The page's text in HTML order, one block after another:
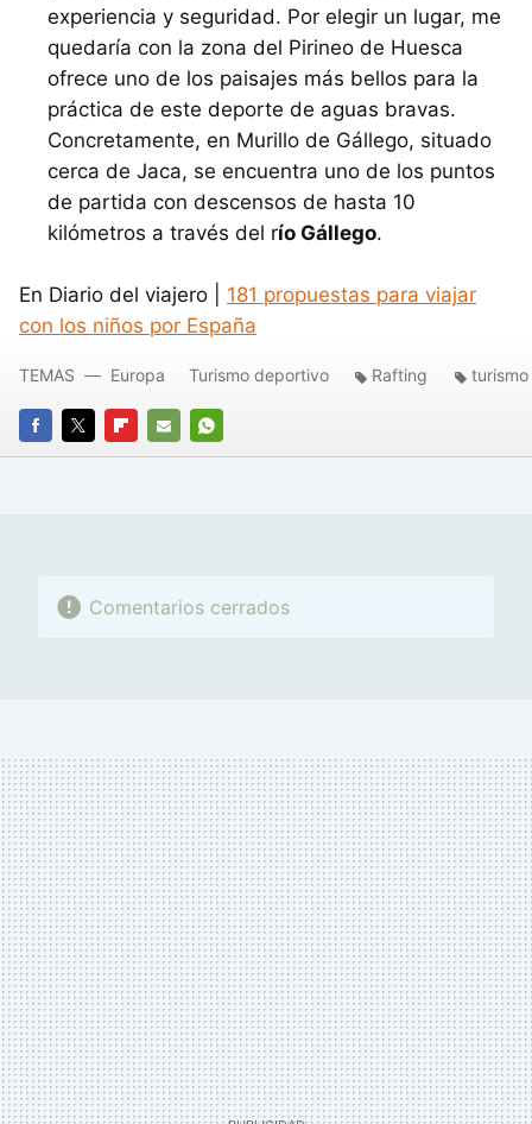
experiencia y seguridad. Por elegir un lugar, me
quedaría con la zona del Pirineo de Huesca
ofrece uno de los paisajes más bellos para la
práctica de este deporte de aguas bravas.
Concretamente, en Murillo de Gállego, situado
cerca de Jaca, se encuentra uno de los puntos
de partida con descensos de hasta 10
kilómetros a través del río Gállego.
En Diario del viajero | 181 propuestas para viajar
con los niños por España
FACEBOOK
TWITTERFLIPBOARD
E-
WHATSAPP
TEMAS Europa Turismo deportivo Rafting
Comentarios cerrados